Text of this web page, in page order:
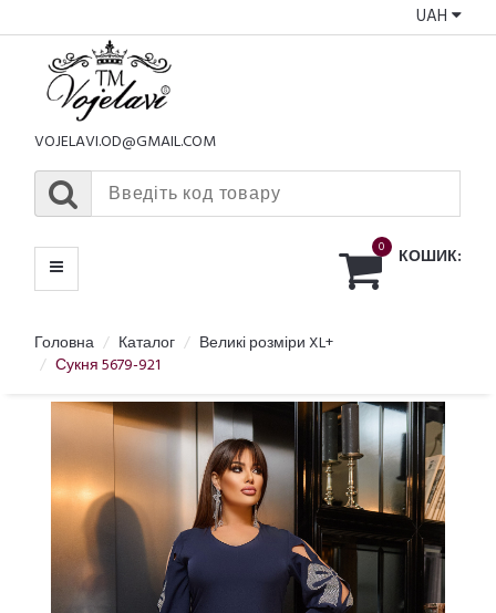
UAH
VOJELAVI.OD@GMAIL.COM
0 КОШИК:
МЕНЮ
Головна Каталог
Великі розміри XL+
Сукня 5679-921